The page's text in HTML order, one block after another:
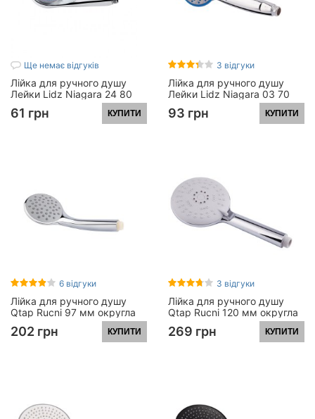
Ще немає відгуків
Лійка для ручного душу
Лейки Lidz Niagara 24 80
мм округла
LDNIA24CRM39332 Chrome
61 грн КУПИТИ
3 відгуки
Лійка для ручного душу
Лейки Lidz Niagara 03 70
мм округла
LDNIA03CRM22036 Chrome
93 грн КУПИТИ
6 відгуки
Лійка для ручного душу
Qtap Rucni 97 мм округла
QT02L Chrome
202 грн КУПИТИ
3 відгуки
Лійка для ручного душу
Qtap Rucni 120 мм округла
QT01L Chrome
269 грн КУПИТИ